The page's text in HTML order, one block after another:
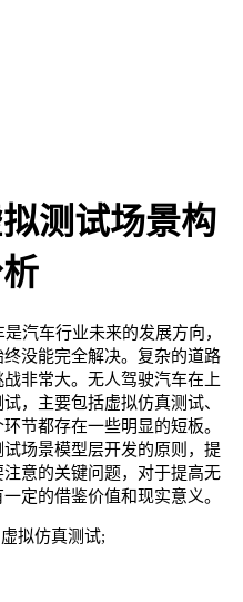
测试场景构
汽车行业未来的发展方向，
没能完全解决。复杂的道路
非常大。无人驾驶汽车在上
，主要包括虚拟仿真测试、
节都存在一些明显的短板。
场景模型层开发的原则，提
意的关键问题，对于提高无
定的借鉴价值和现实意义。
拟仿真测试;